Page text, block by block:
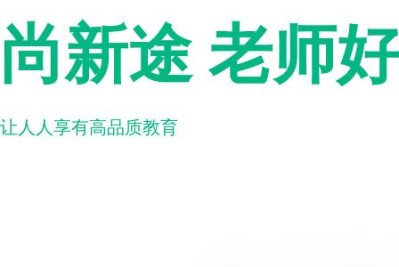
尚新途 老师
让人人享有高品质教育